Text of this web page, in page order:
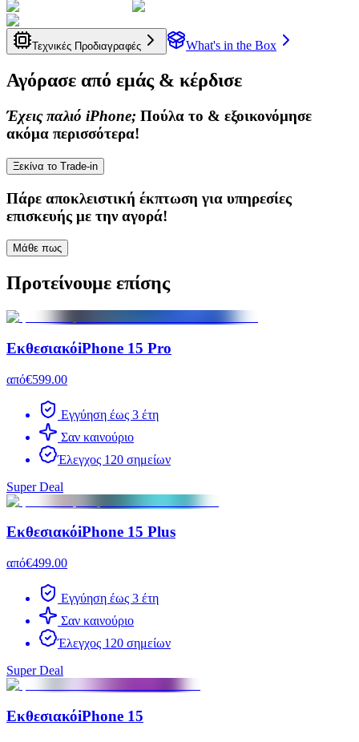
Τεχνικές Προδιαγραφές What's in the Box
Αγόρασε από εμάς & κέρδισε
Έχεις παλιό iPhone; Πούλα το & εξοικονόμησε
ακόμα περισσότερα!
Ξεκίνα το Trade-in
Πάρε αποκλειστική έκπτωση για υπηρεσίες
επισκευής με την αγορά!
Μάθε πως
Προτείνουμε επίσης
ΕκθεσιακόiPhone 15 Pro
από€599.00
Εγγύηση έως 3 έτη
Σαν καινούριο
Έλεγχος 120 σημείων
Super Deal
ΕκθεσιακόiPhone 15 Plus
από€499.00
Εγγύηση έως 3 έτη
Σαν καινούριο
Έλεγχος 120 σημείων
Super Deal
ΕκθεσιακόiPhone 15